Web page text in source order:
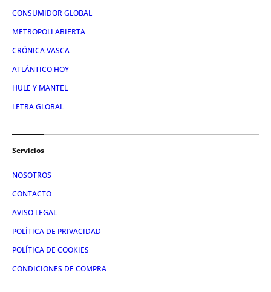
CONSUMIDOR GLOBAL
METROPOLI ABIERTA
CRÓNICA VASCA
ATLÁNTICO HOY
HULE Y MANTEL
LETRA GLOBAL
Servicios
NOSOTROS
CONTACTO
AVISO LEGAL
POLÍTICA DE PRIVACIDAD
POLÍTICA DE COOKIES
CONDICIONES DE COMPRA